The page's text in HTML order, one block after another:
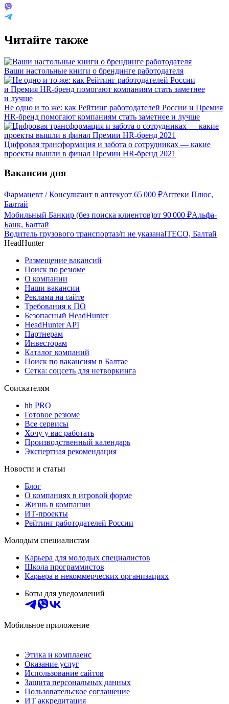
Читайте также
Ваши настольные книги о брендинге работодателя
Не одно и то же: как Рейтинг работодателей России и Премия
HR-бренд помогают компаниям стать заметнее и лучше
Цифровая трансформация и забота о сотрудниках — какие
проекты вышли в финал Премии HR-бренд 2021
Вакансии дня
Фармацевт / Консультант в аптекуот 65 000 ₽Аптеки Плюс,
Балтай
Мобильный Банкир (без поиска клиентов)от 90 000 ₽Альфа-
Банк, Балтай
Водитель грузового транспортаз/п не указанаITECO, Балтай
HeadHunter
Размещение вакансий
Поиск по резюме
О компании
Наши вакансии
Реклама на сайте
Требования к ПО
Безопасный HeadHunter
HeadHunter API
Партнерам
Инвесторам
Каталог компаний
Поиск по вакансиям в Балтае
Сетка: соцсеть для нетворкинга
Соискателям
hh PRO
Готовое резюме
Все сервисы
Хочу у вас работать
Производственный календарь
Экспертная рекомендация
Новости и статьи
Блог
О компаниях в игровой форме
Жизнь в компании
ИТ-проекты
Рейтинг работодателей России
Молодым специалистам
Карьера для молодых специалистов
Школа программистов
Карьера в некоммерческих организациях
Боты для уведомлений
Мобильное приложение
Этика и комплаенс
Оказание услуг
Использование сайтов
Защита персональных данных
Пользовательское соглашение
ИТ аккредитация